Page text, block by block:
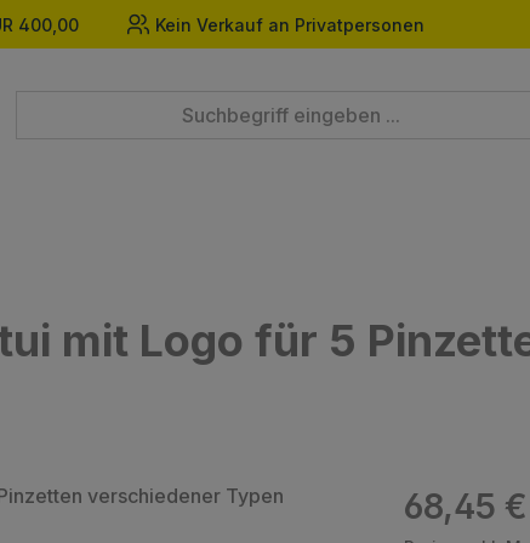
400,00 Kein Verkauf an Privatpersonen
mit Logo für 5
Regulärer
68,45 €